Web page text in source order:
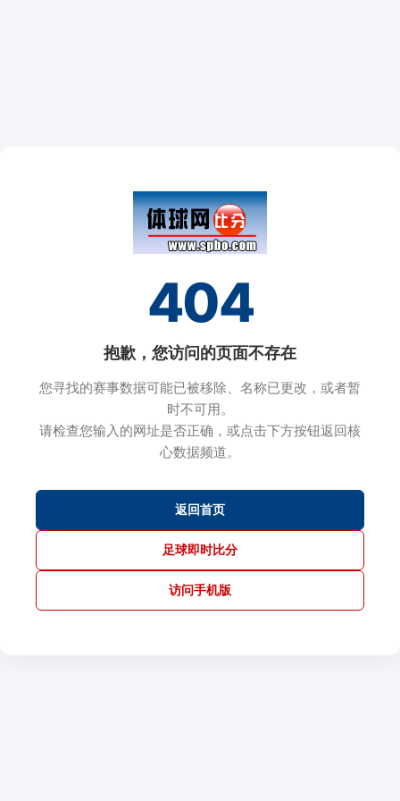
404
抱歉，您访问的页面不存在
您寻找的赛事数据可能已被移除、名称已更改，或者暂
时不可用。
请检查您输入的网址是否正确，或点击下方按钮返回核
心数据频道。
返回首页
足球即时比分
访问手机版